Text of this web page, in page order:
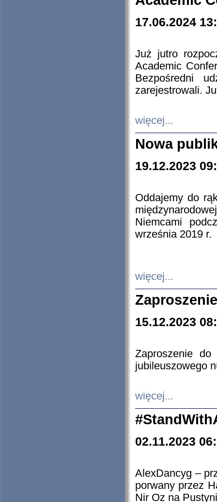
17.06.2024
Już jutro
Academic
Bezpośredni
zarejestrowali.
więcej...
Nowa
19.12.2023
Oddajemy do
Niemcami
września 2019 r.
więcej...
15.12.2023
Zaproszenie do
jubileuszowego
więcej...
02.11.2023
AlexDancyg –
porwany przez
Nir Oz na